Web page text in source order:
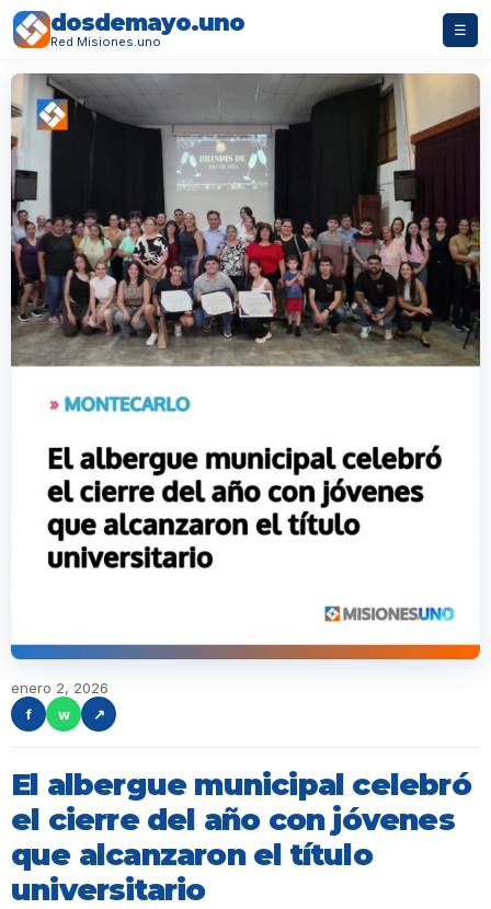
dosdemayo.uno
Red Misiones.uno
☰
enero 2, 2026
f
w ↗
El albergue municipal celebró
el cierre del año con jóvenes
que alcanzaron el título
universitario